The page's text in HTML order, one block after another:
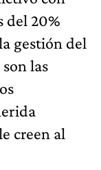
del 20%
gestión del
las
creen al